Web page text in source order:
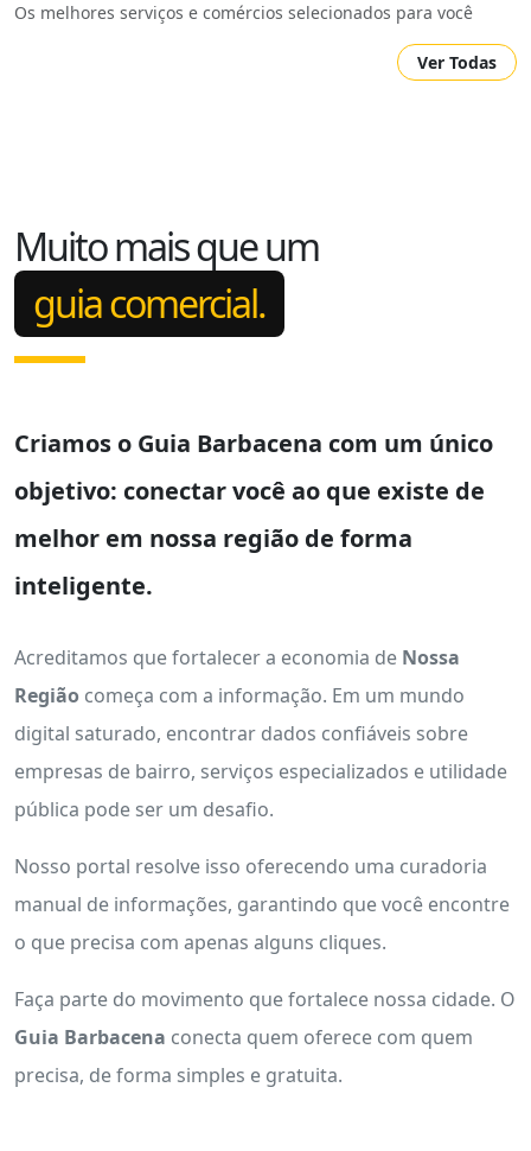
Os melhores serviços e comércios selecionados para você
Ver Todas
Muito mais que um
guia comercial.
Criamos o Guia Barbacena com um único
objetivo: conectar você ao que existe de
melhor em nossa região de forma
inteligente.
Acreditamos que fortalecer a economia de Nossa
Região começa com a informação. Em um mundo
digital saturado, encontrar dados confiáveis sobre
empresas de bairro, serviços especializados e utilidade
pública pode ser um desafio.
Nosso portal resolve isso oferecendo uma curadoria
manual de informações, garantindo que você encontre
o que precisa com apenas alguns cliques.
Faça parte do movimento que fortalece nossa cidade. O
Guia Barbacena conecta quem oferece com quem
precisa, de forma simples e gratuita.